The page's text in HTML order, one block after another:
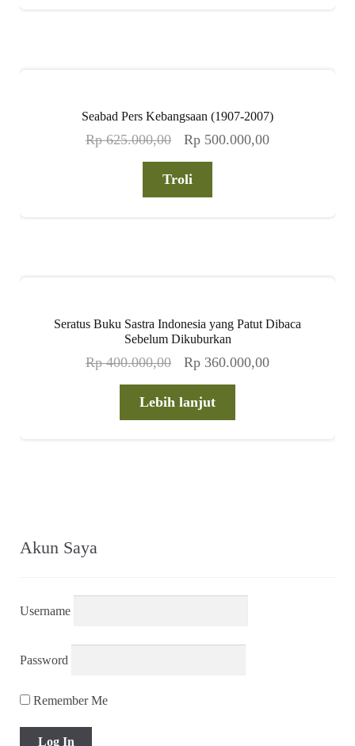
Seabad Pers Kebangsaan (1907-2007)
Rp625.000,00
Harga
adalah:
Rp 625.000,00.
Rp 500.000,00Harga
Troli
Seratus Buku Sastra Indonesia yang Patut Dibaca
Sebelum Dikuburkan
Rp400.000,00
Harga
adalah:
Rp 360.000,00Harga
Lebih lanjut
Akun Saya
Username
Password
Remember Me